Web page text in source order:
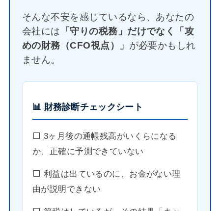
そんな不安を感じているなら、あなたの
会社には 「守りの税務」だけでなく「攻
めの財務（CFO視点）」 が必要かもしれ
ません。
📊 財務診断チェックシート
⬜️ 3ヶ月後の通帳残高がいくらになる
か、正確に予測できていない
⬜️ 利益は出ているのに、お金がない理
由が説明できない